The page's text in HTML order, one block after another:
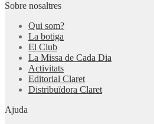
Sobre nosaltres
Qui som?
La botiga
El Club
La Missa de Cada Dia
Activitats
Editorial Claret
Distribuïdora Claret
Ajuda